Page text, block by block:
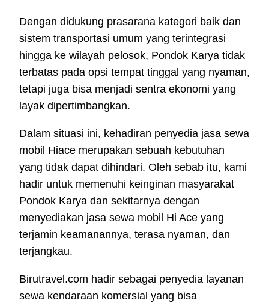
Dengan didukung prasarana kategori baik dan
sistem transportasi umum yang terintegrasi
hingga ke wilayah pelosok, Pondok Karya tidak
terbatas pada opsi tempat tinggal yang nyaman,
tetapi juga bisa menjadi sentra ekonomi yang
layak dipertimbangkan.
Dalam situasi ini, kehadiran penyedia jasa sewa
mobil Hiace merupakan sebuah kebutuhan
yang tidak dapat dihindari. Oleh sebab itu, kami
hadir untuk memenuhi keinginan masyarakat
Pondok Karya dan sekitarnya dengan
menyediakan jasa sewa mobil Hi Ace yang
terjamin keamanannya, terasa nyaman, dan
terjangkau.
Birutravel.com hadir sebagai penyedia layanan
sewa kendaraan komersial yang bisa